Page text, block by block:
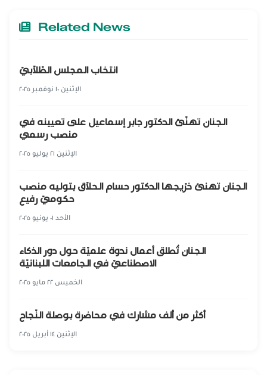
Related News
انتخاب المجلس الطّلّابيّ
الإثنين ١٠ نوفمبر ٢٠٢٥
الجنان تهنّئ الدكتور جابر إسماعيل على تعيينه في
منصب رسمي
الإثنين ٢١ يوليو ٢٠٢٥
الجنان تهنئ خرّيجها الدكتور حسام الحلّاق بتوليه منصب
حكوميّ رفيع
الأحد ٠١ يونيو ٢٠٢٥
الجنان تُطلق أعمال ندوة علميّة حول دور الذكاء
الاصطناعيّ في الجامعات اللبنانيّة
الخميس ٢٢ مايو ٢٠٢٥
أكثر من ألف مشارك في محاضرة بوصلة النّجاح
الإثنين ١٤ أبريل ٢٠٢٥